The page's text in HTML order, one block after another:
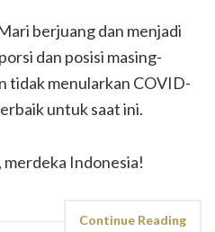
berjuang dan menjadi
dan posisi masing-
tidak menularkan COVID-
untuk saat ini.
Indonesia!
Continue Reading